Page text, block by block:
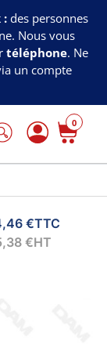
: des personnes
Nous vous
téléphone. Ne
un compte
0
€TTC
€HT